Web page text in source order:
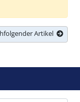
Artikel